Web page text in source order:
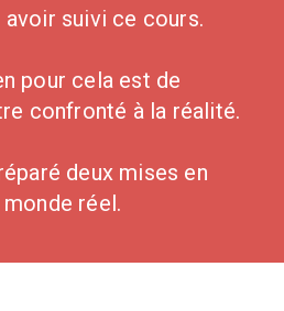
suivi ce cours.
pour cela est de
confronté à la réalité.
deux mises en
réel.